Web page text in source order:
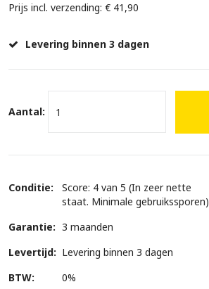
Prijs incl. verzending: € 41,90
Levering binnen 3 dagen
Aantal:
Conditie:
Score: 4 van 5 (In zeer nette
staat. Minimale gebruikssporen)
Garantie: 3 maanden
Levertijd: Levering binnen 3 dagen
BTW:
0%